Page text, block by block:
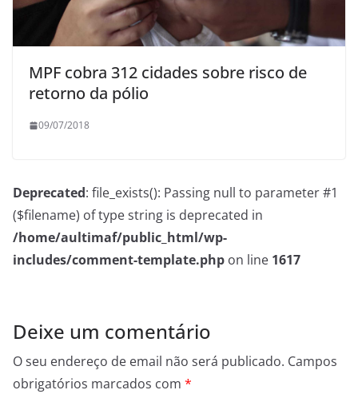
MPF cobra 312 cidades sobre risco de
retorno da pólio
09/07/2018
Deprecated: file_exists(): Passing null to parameter #1
($filename) of type string is deprecated in
/home/aultimaf/public_html/wp-
includes/comment-template.php on line 1617
Deixe um comentário
O seu endereço de email não será publicado. Campos
obrigatórios marcados com *